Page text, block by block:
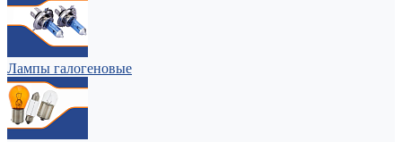
Лампы галогеновые